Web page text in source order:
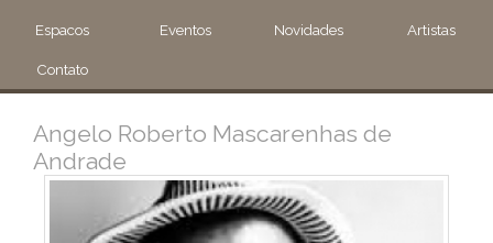
Espacos Eventos Novidades Artistas
Contato
Eventos
Angelo Roberto Mascarenhas de
Andrade